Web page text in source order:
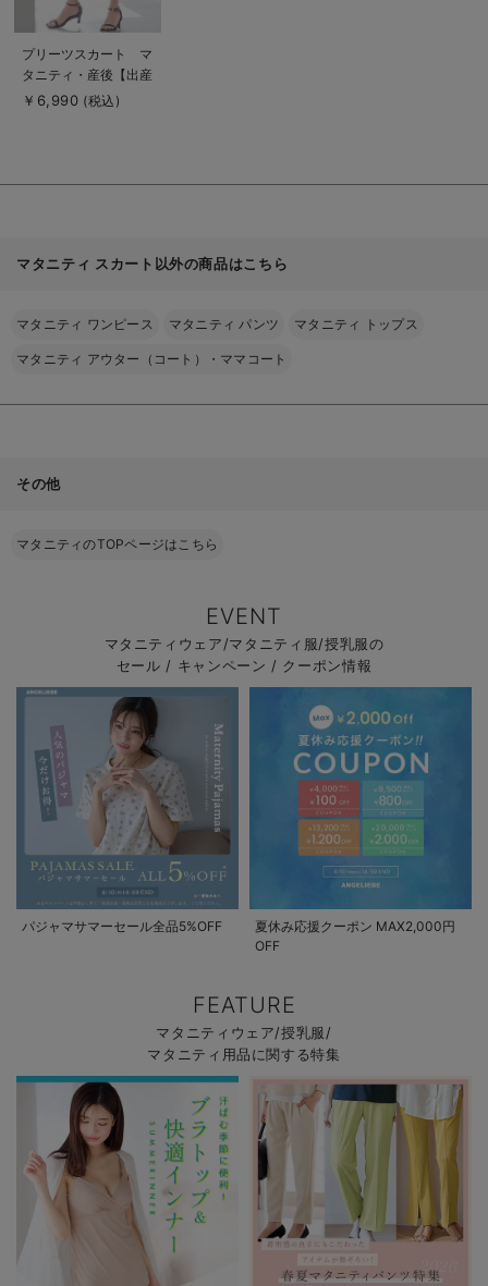
商
品
詳
を
プリーツスカート マ
タニティ・産後【出産
後も長く使える】
￥6,990 (税込)
マタニティ スカート以外の商品はこちら
マタニティ ワンピース マタニティ パンツ マタニティ トップス
マタニティ アウター（コート）・ママコート
その他
マタニティのTOPページはこちら
EVENT
マタニティウェア/マタニティ服/授乳服の
セール / キャンペーン / クーポン情報
パジャマサマーセール全品5%OFF
夏休み応援クーポン MAX2,000円
OFF
FEATURE
マタニティウェア/授乳服/
マタニティ用品に関する特集